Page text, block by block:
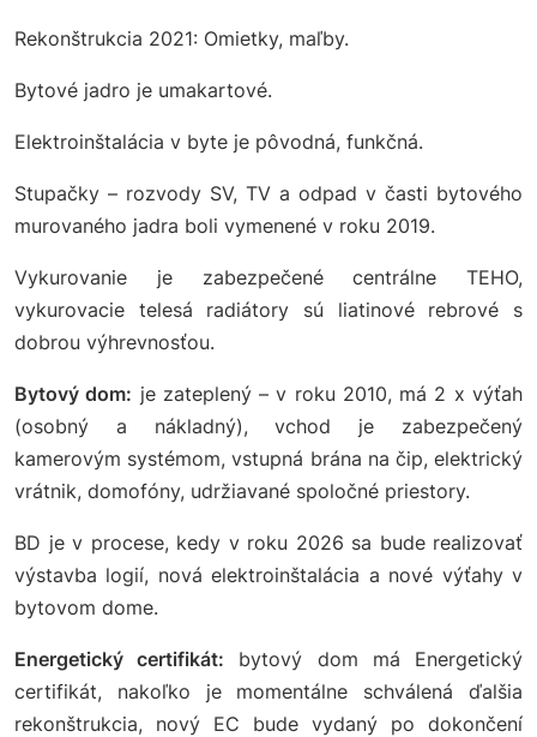
Rekonštrukcia 2021: Omietky, maľby.
Bytové jadro je umakartové.
Elektroinštalácia v byte je pôvodná, funkčná.
Stupačky – rozvody SV, TV a odpad v časti bytového
murovaného jadra boli vymenené v roku 2019.
Vykurovanie je zabezpečené centrálne TEHO,
vykurovacie telesá radiátory sú liatinové rebrové s
dobrou výhrevnosťou.
Bytový dom: je zateplený – v roku 2010, má 2 x výťah
(osobný a nákladný), vchod je zabezpečený
kamerovým systémom, vstupná brána na čip, elektrický
vrátnik, domofóny, udržiavané spoločné priestory.
BD je v procese, kedy v roku 2026 sa bude realizovať
výstavba logií, nová elektroinštalácia a nové výťahy v
bytovom dome.
Energetický certifikát: bytový dom má Energetický
certifikát, nakoľko je momentálne schválená ďalšia
rekonštrukcia, nový EC bude vydaný po dokončení